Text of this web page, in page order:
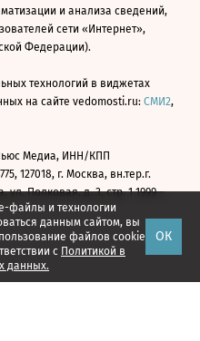
файлы и технологии
данным сайтом, вы
файлов cookie
с Политикой в
данных.
ОК
и анализа сведений,
сети «Интернет»,
Федерации).
технологий в виджетах
на сайте vedomosti.ru: СМИ2,
Медиа, ИНН/КПП
127018, г. Москва, вн.тер.г.
Полковая, д. 3, стр. 1 1999—